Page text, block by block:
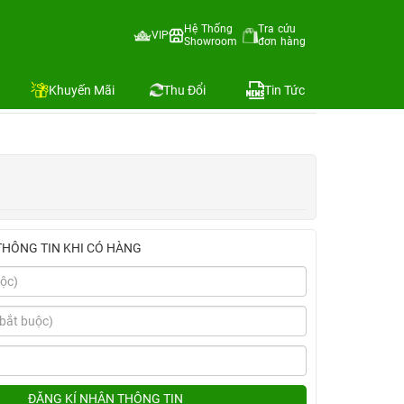
VIP
Hệ Thống
Showroom
Tra cứu
đơn hàng
Khuyến Mãi Thu Đổi Tin Tức
TIN KHI CÓ HÀNG
ĐĂNG KÍ NHẬN THÔNG TIN